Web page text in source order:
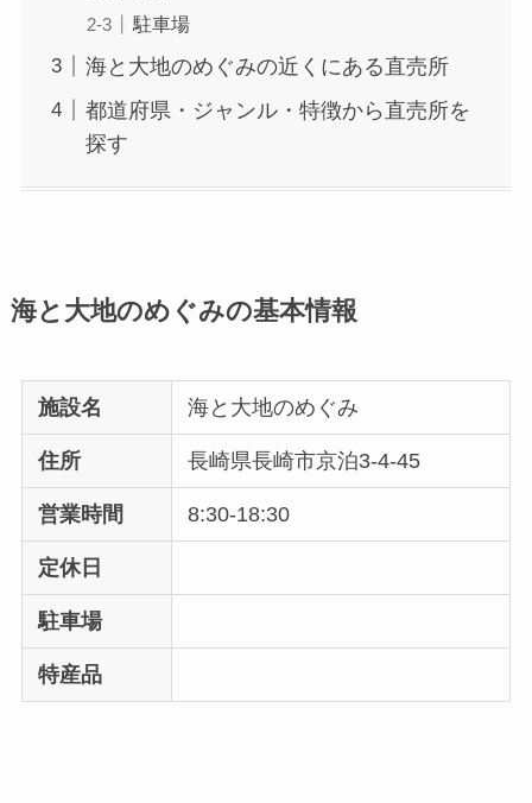
駐車場
海と大地のめぐみの近くにある直売所
都道府県・ジャンル・特徴から直売所を
探す
海と大地のめぐみの基本情報
施設名 海と大地のめぐみ
住所 長崎県長崎市京泊3-4-45
営業時間 8:30-18:30
定休日
駐車場
特産品